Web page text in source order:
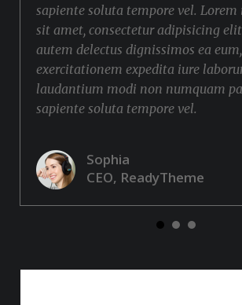
sapiente soluta tempore vel.
sit amet, consectetur adipisicing
autem delectus dignissimos ea
exercitationem expedita iure
laudantium modi non numquam
sapiente soluta tempore vel.
Sophia
CEO, ReadyTheme